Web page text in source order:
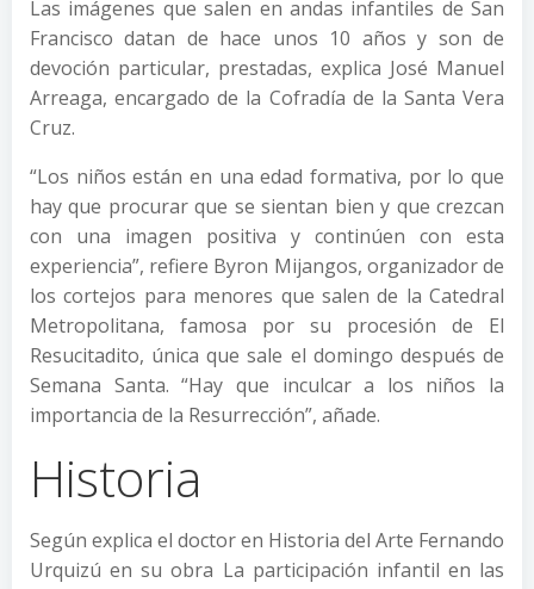
Las imágenes que salen en andas infantiles de San
Francisco datan de hace unos 10 años y son de
devoción particular, prestadas, explica José Manuel
Arreaga, encargado de la Cofradía de la Santa Vera
Cruz.
“Los niños están en una edad formativa, por lo que
hay que procurar que se sientan bien y que crezcan
con una imagen positiva y continúen con esta
experiencia”, refiere Byron Mijangos, organizador de
los cortejos para menores que salen de la Catedral
Metropolitana, famosa por su procesión de El
Resucitadito, única que sale el domingo después de
Semana Santa. “Hay que inculcar a los niños la
importancia de la Resurrección”, añade.
Historia
Según explica el doctor en Historia del Arte Fernando
Urquizú en su obra La participación infantil en las